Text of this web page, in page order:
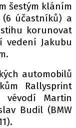
šestým kláním
(6 účastníků) a
korunovat
vedení Jakubu
automobilů
Rallysprint
vévodí Martin
Budil (BMW